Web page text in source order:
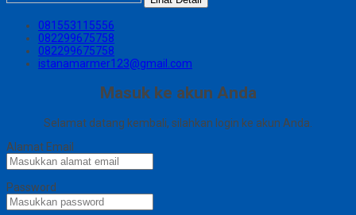
081553115556
082299675758
082299675758
istanamarmer123@gmail.com
Masuk ke akun Anda
Selamat datang kembali, silahkan login ke akun Anda.
Alamat Email
Password